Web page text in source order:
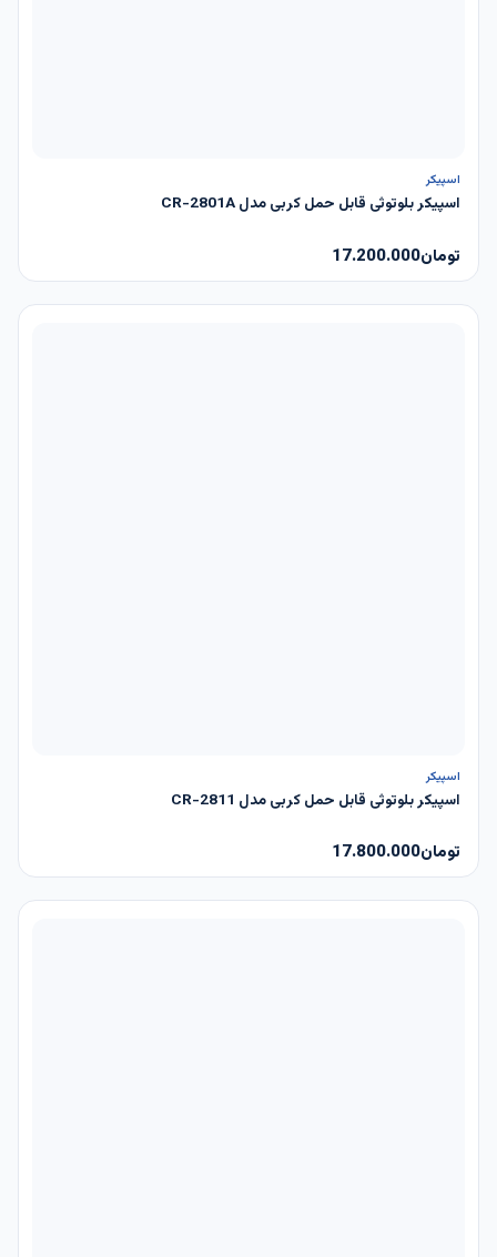
ناموجود
اسپیکر
اسپیکر بلوتوثی قابل حمل کربی مدل CR-2801A
تومان17.200.000
ناموجوداسپیکر
اسپیکر بلوتوثی قابل حمل کربی مدل CR-2811
تومان17.800.000